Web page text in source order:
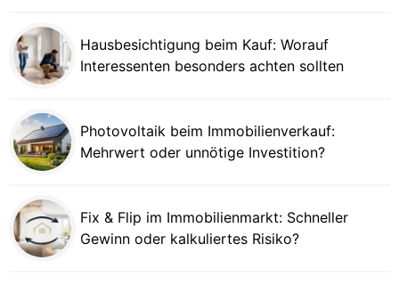
Hausbesichtigung beim Kauf: Worauf
Interessenten besonders achten sollten
Photovoltaik beim Immobilienverkauf:
Mehrwert oder unnötige Investition?
Fix & Flip im Immobilienmarkt: Schneller
Gewinn oder kalkuliertes Risiko?